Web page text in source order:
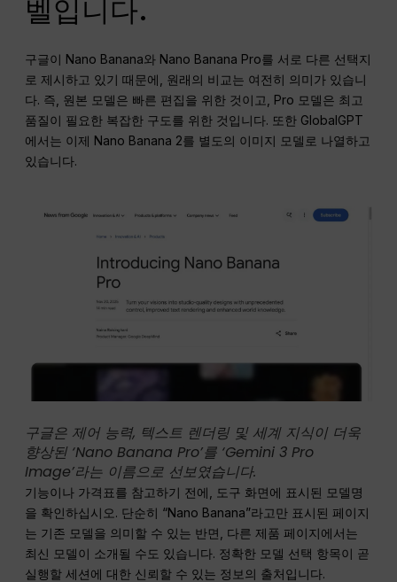
벨입니다.
구글이 Nano Banana와 Nano Banana Pro를 서로 다른 선택지
로 제시하고 있기 때문에, 원래의 비교는 여전히 의미가 있습니
다. 즉, 원본 모델은 빠른 편집을 위한 것이고, Pro 모델은 최고
품질이 필요한 복잡한 구도를 위한 것입니다. 또한 GlobalGPT
에서는 이제 Nano Banana 2를 별도의 이미지 모델로 나열하고
있습니다.
구글은 제어 능력, 텍스트 렌더링 및 세계 지식이 더욱
향상된 ‘Nano Banana Pro’를 ‘Gemini 3 Pro
Image’라는 이름으로 선보였습니다.
기능이나 가격표를 참고하기 전에, 도구 화면에 표시된 모델명
을 확인하십시오. 단순히 “Nano Banana”라고만 표시된 페이지
는 기존 모델을 의미할 수 있는 반면, 다른 제품 페이지에서는
최신 모델이 소개될 수도 있습니다. 정확한 모델 선택 항목이 곧
실행할 세션에 대한 신뢰할 수 있는 정보의 출처입니다.